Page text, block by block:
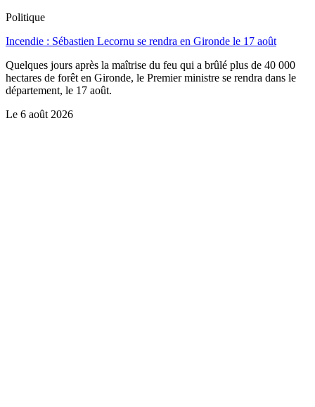
Politique
Incendie : Sébastien Lecornu se rendra en Gironde le 17 août
Quelques jours après la maîtrise du feu qui a brûlé plus de 40 000
hectares de forêt en Gironde, le Premier ministre se rendra dans le
département, le 17 août.
Le 6 août 2026